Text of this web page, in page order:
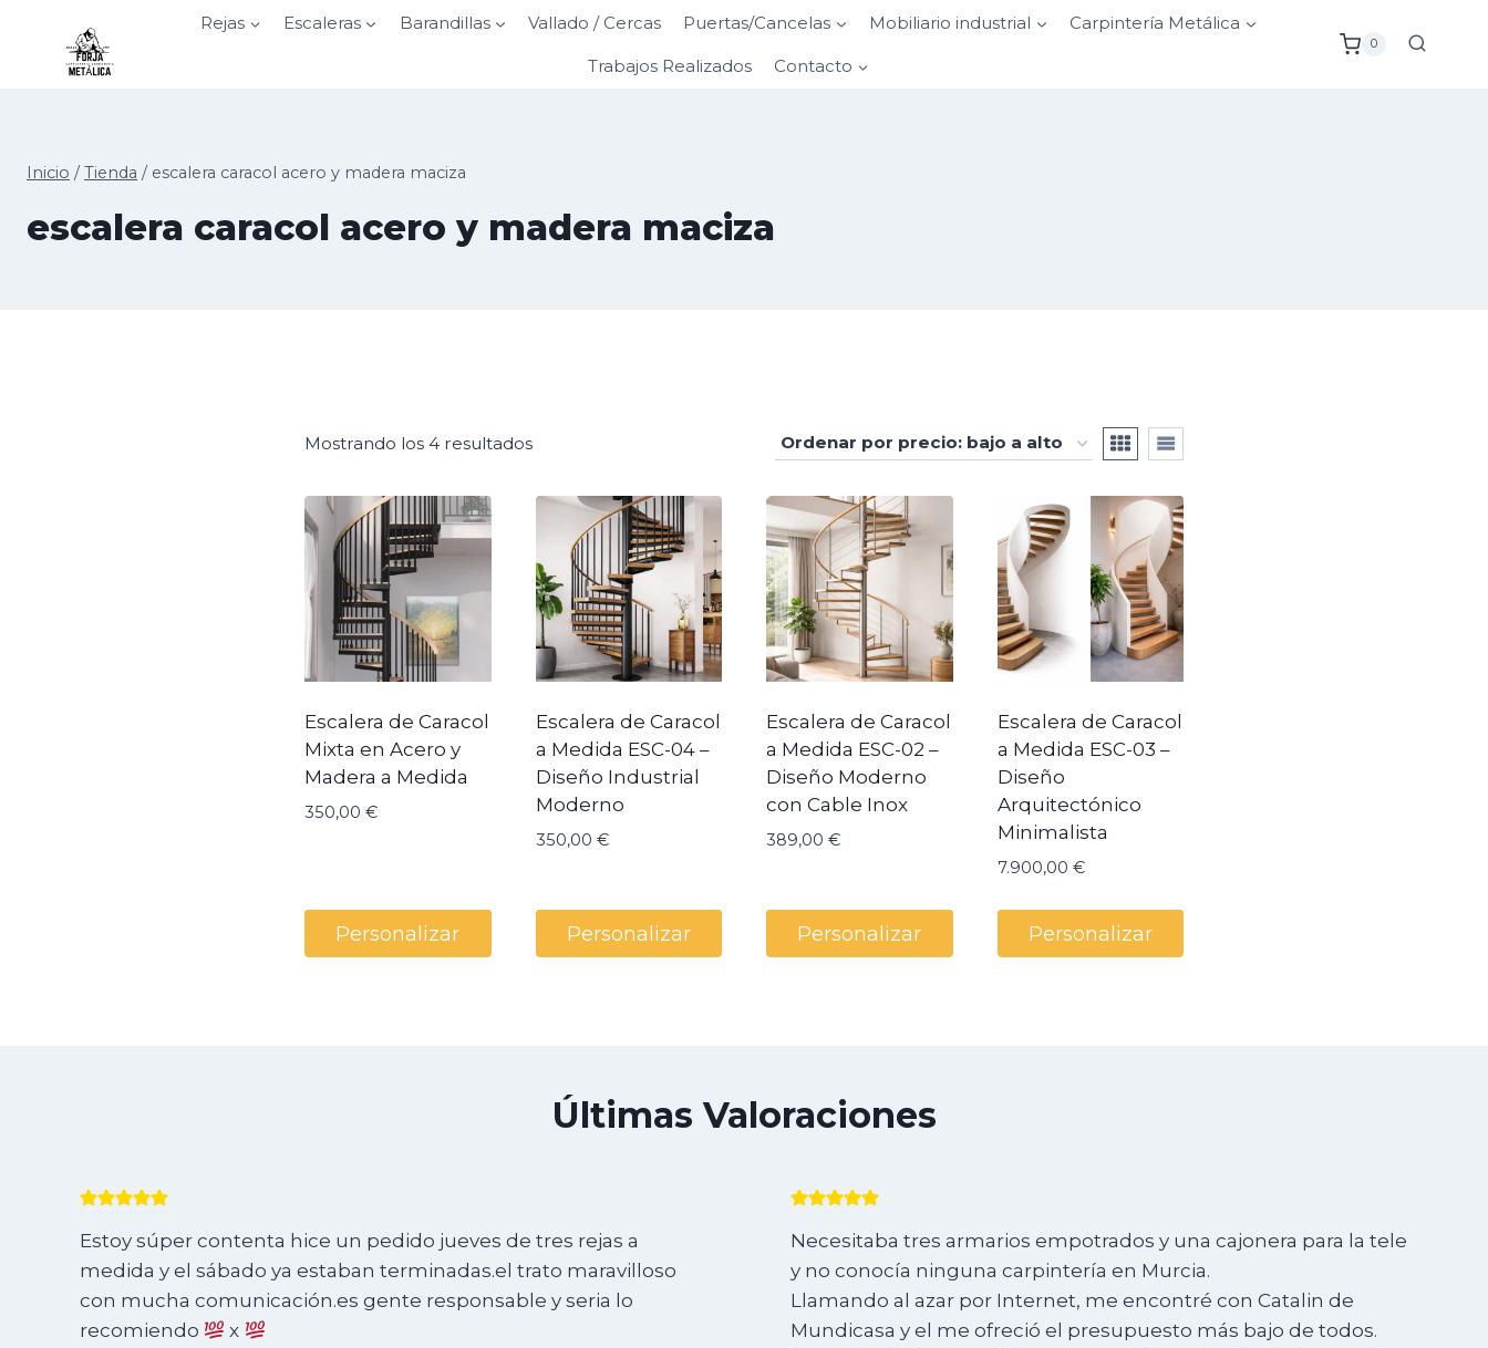
contenido
Rejas Escaleras Barandillas Vallado / Cercas Puertas/Cancelas Mobiliario industrial Carpintería Metálica
Trabajos Realizados Contacto
0
Inicio / Tienda / escalera caracol acero y madera maciza
escalera caracol acero y madera maciza
Mostrando los 4 resultadosOrdenado
precio:
a
alto
Escalera de Caracol
Mixta en Acero y
Madera a Medida
350,00 €
Personalizar
Escalera de Caracol
a Medida ESC-04 –
Diseño Industrial
Moderno
350,00 €
Personalizar
Escalera de Caracol
a Medida ESC-02 –
Diseño Moderno
con Cable Inox
389,00 €
Personalizar
Escalera de Caracol
a Medida ESC-03 –
Diseño
Arquitectónico
Minimalista
7.900,00 €
Personalizar
Últimas Valoraciones
Estoy súper contenta hice un pedido jueves de tres rejas a
medida y el sábado ya estaban terminadas.el trato maravilloso
con mucha comunicación.es gente responsable y seria lo
recomiendo
x
Necesitaba tres armarios empotrados y una cajonera para la tele
y no conocía ninguna carpintería en Murcia.
Llamando al azar por Internet, me encontré con Catalin de
Mundicasa y el me ofreció el presupuesto más bajo de todos.